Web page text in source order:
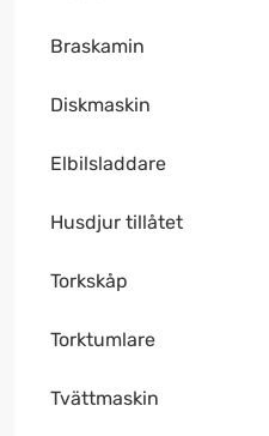
Braskamin
Diskmaskin
Elbilsladdare
Husdjur tillåtet
Torkskåp
Torktumlare
Tvättmaskin